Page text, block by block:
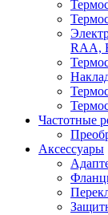
RAA,
Частотные
Аксессуары